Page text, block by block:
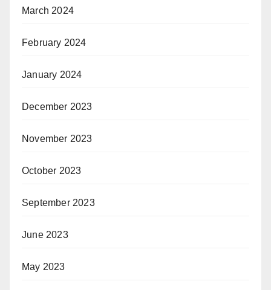
March 2024
February 2024
January 2024
December 2023
November 2023
October 2023
September 2023
June 2023
May 2023